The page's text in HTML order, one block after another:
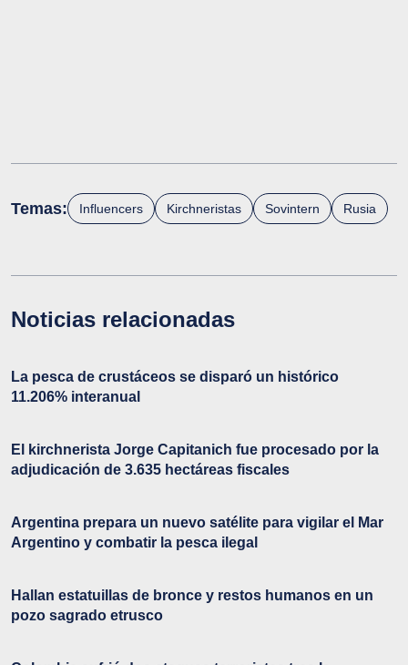
Temas: Influencers Kirchneristas Sovintern Rusia
Noticias relacionadas
La pesca de crustáceos se disparó un histórico
11.206% interanual
El kirchnerista Jorge Capitanich fue procesado por la
adjudicación de 3.635 hectáreas fiscales
Argentina prepara un nuevo satélite para vigilar el Mar
Argentino y combatir la pesca ilegal
Hallan estatuillas de bronce y restos humanos en un
pozo sagrado etrusco